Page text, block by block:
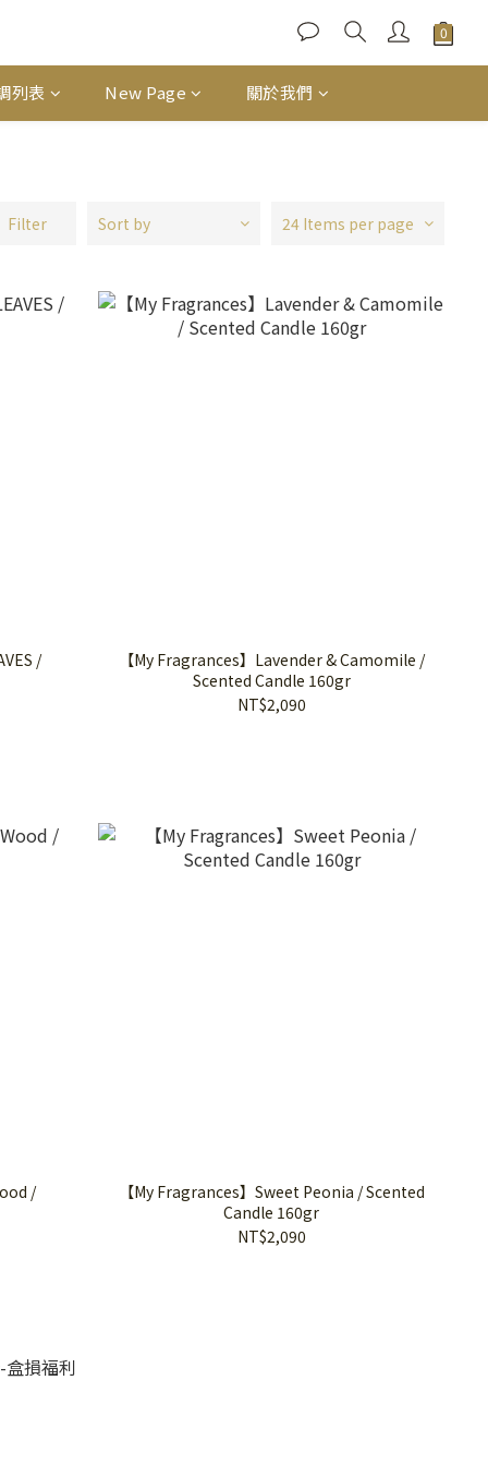
列表 New Page 關於我們
Filter Sort by 24 Items per page
/
【My Fragrances】Lavender & Camomile /
Scented Candle 160gr
NT$2,090
/
【My Fragrances】Sweet Peonia / Scented
Candle 160gr
NT$2,090